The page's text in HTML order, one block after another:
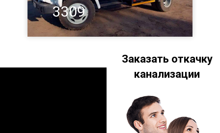
3309
Заказать откачку
канализации